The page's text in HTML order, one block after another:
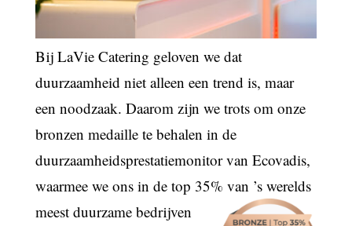
Bij LaVie Catering geloven we dat
duurzaamheid niet alleen een trend is, maar
een noodzaak. Daarom zijn we trots om onze
bronzen medaille te behalen in de
duurzaamheidsprestatiemonitor van Ecovadis,
waarmee we ons in de top 35% van ’s werelds
meest duurzame bedrijven